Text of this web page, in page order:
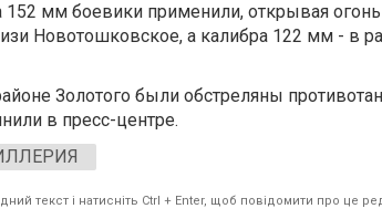
мм боевики применили, открывая
Новотошковское, а калибра 122 мм - в
Золотого были обстреляны
в пресс-центре.
текст і натисніть Ctrl + Enter, щоб повідомити про це